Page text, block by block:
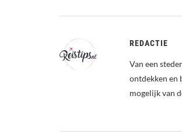
REDACTIE
Van een
ontdekken en
mogelijk van